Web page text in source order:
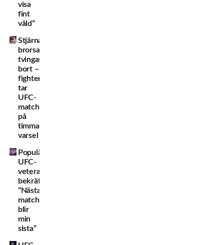
visa
fint
våld”
Stjärnans
brorsa
tvingas
bort –
fighter
tar
UFC-
match
på
timmars
varsel
Populära
UFC-
veteranen
bekräftar:
”Nästa
match
blir
min
sista”